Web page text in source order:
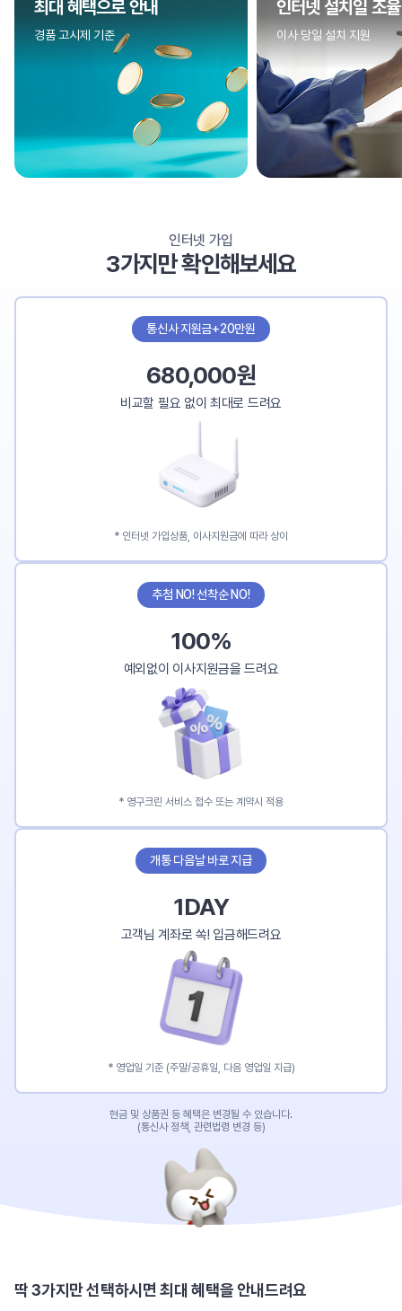
인터넷 설치일 조율
이사 당일 설치 지원
이사비
인터넷 가
인터넷 가입
3가지만 확인해보세요
통신사 지원금+20만원
680,000원
비교할 필요 없이 최대로 드려요
* 인터넷 가입상품, 이사지원금에 따라 상이
추첨 NO! 선착순 NO!
100%
예외없이 이사지원금을 드려요
* 영구크린 서비스 접수 또는 계약시 적용
개통 다음날 바로 지급
1DAY
고객님 계좌로 쏙! 입금해드려요
* 영업일 기준 (주말/공휴일, 다음 영업일 지급)
현금 및 상품권 등 혜택은 변경될 수 있습니다.
(통신사 정책, 관련법령 변경 등)
딱 3가지만 선택하시면 최대 혜택을 안내드려요